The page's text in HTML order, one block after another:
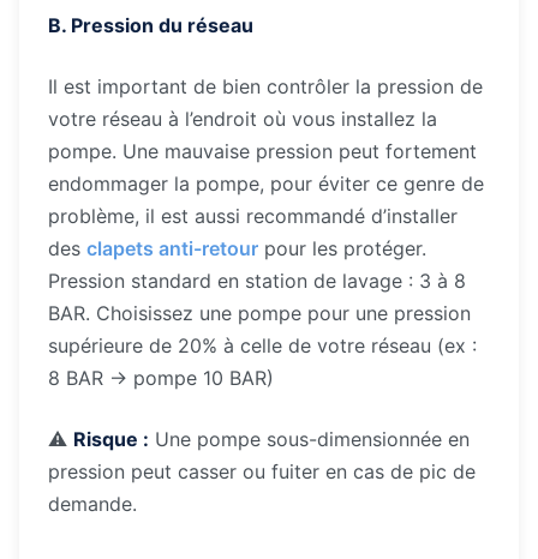
B. Pression du réseau
Il est important de bien contrôler la pression de
votre réseau à l’endroit où vous installez la
pompe. Une mauvaise pression peut fortement
endommager la pompe, pour éviter ce genre de
problème, il est aussi recommandé d’installer
des clapets anti-retour pour les protéger.
Pression standard en station de lavage : 3 à 8
BAR. Choisissez une pompe pour une pression
supérieure de 20% à celle de votre réseau (ex :
8 BAR → pompe 10 BAR)
⚠️ Risque : Une pompe sous-dimensionnée en
pression peut casser ou fuiter en cas de pic de
demande.